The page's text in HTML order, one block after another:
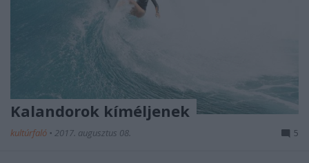
Kalandorok kíméljenek
kultúrfaló • 2017. augusztus 08. 5